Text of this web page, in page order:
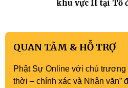
khu vực II tại Tổ
QUAN TÂM & HỖ TRỢ
Phật Sự Online với chủ trương
thời – chính xác và Nhân văn”